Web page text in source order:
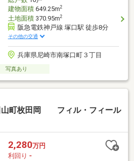
建物面積649.25m2
土地面積370.95m2
阪急電鉄神戸線 塚口駅 徒歩8分
その他の交通
兵庫県尼崎市南塚口町３丁目
写真あり
町枚田岡 フィル・フィール
2,280万円
利回り -